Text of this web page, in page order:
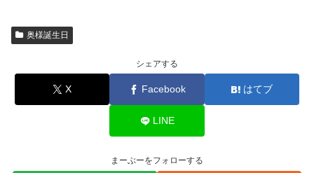
奥様誕生日
シェアする
X Facebook はてブ
LINE
まーぶーをフォローする